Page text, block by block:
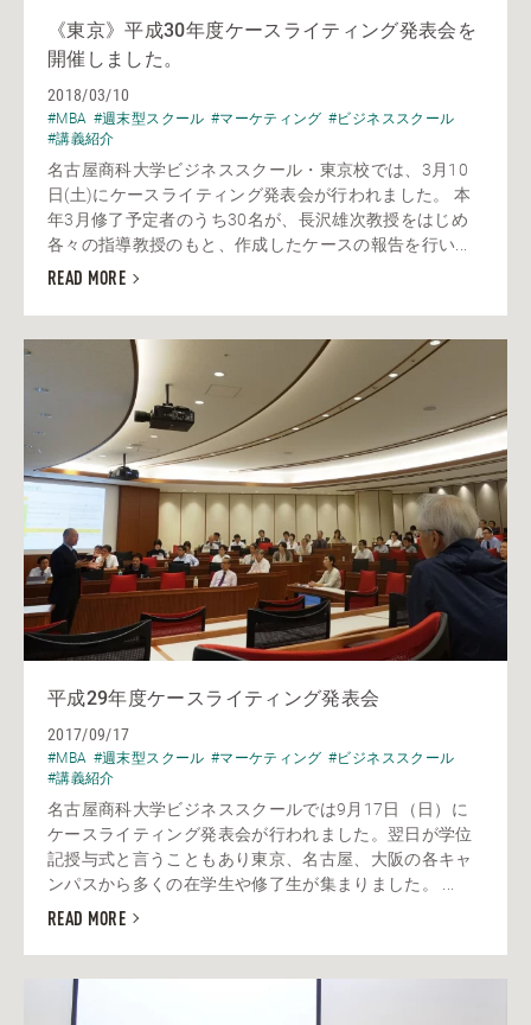
《東京》平成30年度ケースライティング発表会を
開催しました。
2018/03/10
#MBA #週末型スクール #マーケティング #ビジネススクール
#講義紹介
名古屋商科大学ビジネススクール・東京校では、3月10
日(土)にケースライティング発表会が行われました。 本
年3月修了予定者のうち30名が、長沢雄次教授をはじめ
各々の指導教授のもと、作成したケースの報告を行い...
READ MORE
平成29年度ケースライティング発表会
2017/09/17
#MBA #週末型スクール #マーケティング #ビジネススクール
#講義紹介
名古屋商科大学ビジネススクールでは9月17日（日）に
ケースライティング発表会が行われました。翌日が学位
記授与式と言うこともあり東京、名古屋、大阪の各キャ
ンパスから多くの在学生や修了生が集まりました。 ...
READ MORE